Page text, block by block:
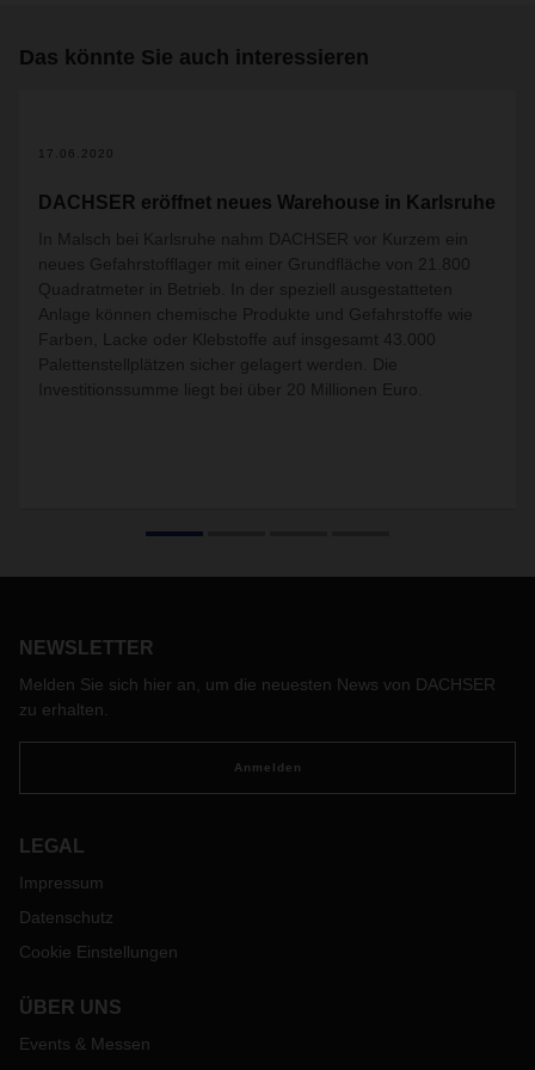
Das könnte Sie auch interessieren
17.06.2020
DACHSER eröffnet neues Warehouse in Karlsruhe
In Malsch bei Karlsruhe nahm DACHSER vor Kurzem ein
neues Gefahrstofflager mit einer Grundfläche von 21.800
Quadratmeter in Betrieb. In der speziell ausgestatteten
Anlage können chemische Produkte und Gefahrstoffe wie
Farben, Lacke oder Klebstoffe auf insgesamt 43.000
Palettenstellplätzen sicher gelagert werden. Die
Investitionssumme liegt bei über 20 Millionen Euro.
NEWSLETTER
Melden Sie sich hier an, um die neuesten News von DACHSER
zu erhalten.
Anmelden
LEGAL
Impressum
Datenschutz
Cookie Einstellungen
ÜBER UNS
Events & Messen